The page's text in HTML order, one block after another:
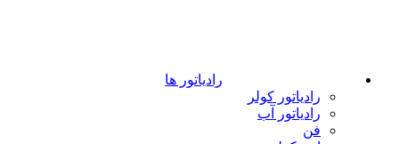
رادیاتور ها
رادیاتور کولر
رادیاتور آب
فن